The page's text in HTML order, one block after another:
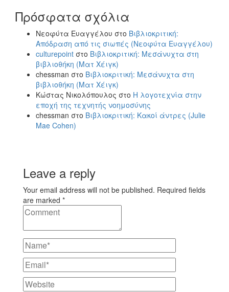
Πρόσφατα σχόλια
Νεοφύτα Ευαγγέλου στο Βιβλιοκριτική:
Απόδραση από τις σιωπές (Νεοφύτα Ευαγγέλου)
culturepoint στο Βιβλιοκριτική: Μεσάνυχτα στη
βιβλιοθήκη (Ματ Χέιγκ)
chessman στο Βιβλιοκριτική: Μεσάνυχτα στη
βιβλιοθήκη (Ματ Χέιγκ)
Κώστας Νικολόπουλος στο Η λογοτεχνία στην
εποχή της τεχνητής νοημοσύνης
chessman στο Βιβλιοκριτική: Κακοί άντρες (Julie
Mae Cohen)
Leave a reply
Your email address will not be published. Required fields
are marked *